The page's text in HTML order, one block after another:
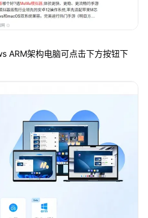
ARM架构电脑可点击下方按钮下